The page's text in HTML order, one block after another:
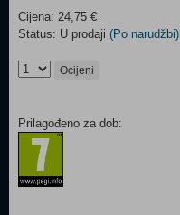
Cijena: 24,75 €
Status: U prodaji (Po narudžbi)
Ocijeni
Prilagođeno za dob: